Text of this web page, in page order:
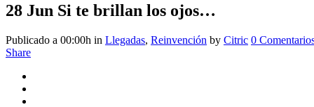
28 Jun Si te brillan los ojos…
Publicado a 00:00h in Llegadas, Reinvención by Citric 0
Share